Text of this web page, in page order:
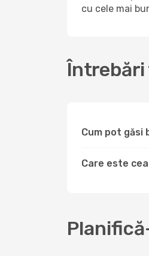
cu cele mai
Întrebări
Cum pot găsi
Care este